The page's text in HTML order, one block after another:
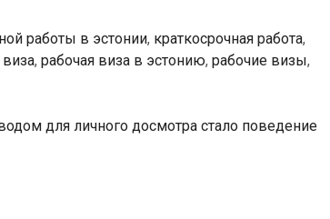
работы в эстонии, краткосрочная работа,
виза, рабочая виза в эстонию, рабочие визы,
для личного досмотра стало поведение